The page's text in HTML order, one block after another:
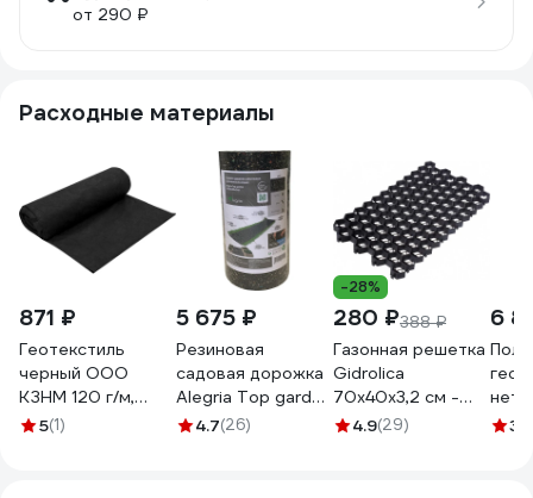
от 290 ₽
Расходные материалы
871 ₽
Геотекстиль
черный ООО
КЗНМ 120 г/м,
25х0.8 м 529234
5(1)
5 675 ₽
Резиновая
садовая дорожка
Alegria Top garden
5000x400x5 мм
4.7(26)
-28%
280 ₽388 ₽
Газонная решетка
Gidrolica
70х40х3,2 см -
пластиковая
4.9(29)
6
3.8